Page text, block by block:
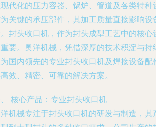
代化的压力容器、锅炉、管道及各类特
关键的承压部件，其加工质量直接影响
封头收口机，作为封头成型工艺中的核
要。奥洋机械，凭借深厚的技术积淀与
国内领先的专业封头收口机及焊接设备
效、精密、可靠的解决方案。
核心产品：专业封头收口机
机械专注于封头收口机的研发与制造，